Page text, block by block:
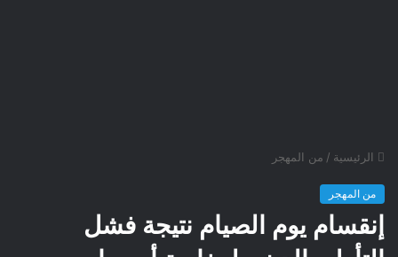
الرئيسية / من المهجر
من المهجر
إنقسام يوم الصيام نتيجة فشل